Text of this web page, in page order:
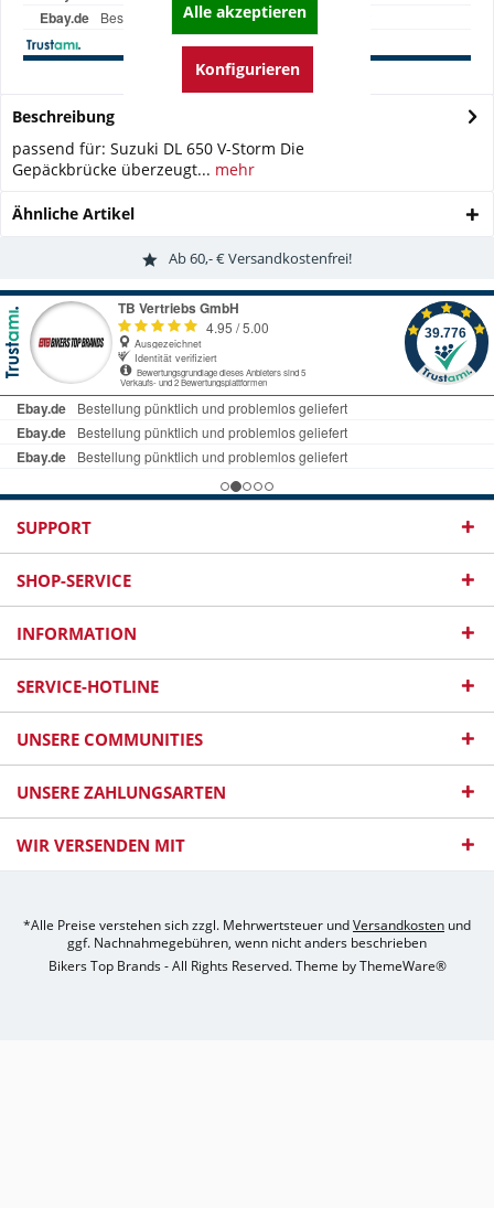
Beschreibung
passend für: Suzuki DL 650 V-Storm Die
Gepäckbrücke überzeugt... mehr
Ähnliche Artikel
Ab 60,- € Versandkostenfrei!
SUPPORT
SHOP-SERVICE
INFORMATION
SERVICE-HOTLINE
UNSERE COMMUNITIES
UNSERE ZAHLUNGSARTEN
WIR VERSENDEN MIT
*Alle Preise verstehen sich zzgl. Mehrwertsteuer undVersandkosten und
ggf. Nachnahmegebühren, wenn nicht anders beschrieben
Bikers Top Brands - All Rights Reserved. Theme byThemeWare®
Alle akzeptieren
Konfigurieren